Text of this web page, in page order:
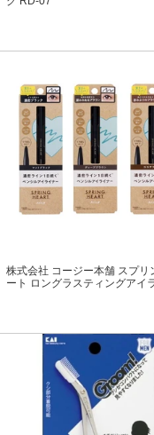
株式会社 コージー本舗 スプリ
ート ロングラスティングアイ